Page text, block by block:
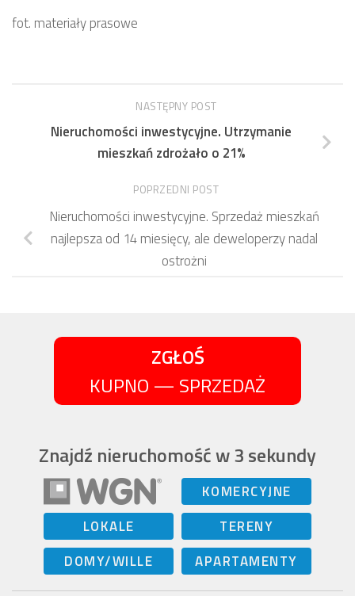
fot. materiały prasowe
NASTĘPNY POST
Nieruchomości inwestycyjne. Utrzymanie
mieszkań zdrożało o 21%
POPRZEDNI POST
Nieruchomości inwestycyjne. Sprzedaż mieszkań
najlepsza od 14 miesięcy, ale deweloperzy nadal
ostrożni
ZGŁOŚ
KUPNO — SPRZEDAŻ
Znajdź nieruchomość w 3 sekundy
KOMERCYJNE
LOKALE
TERENY
DOMY/WILLE
APARTAMENTY